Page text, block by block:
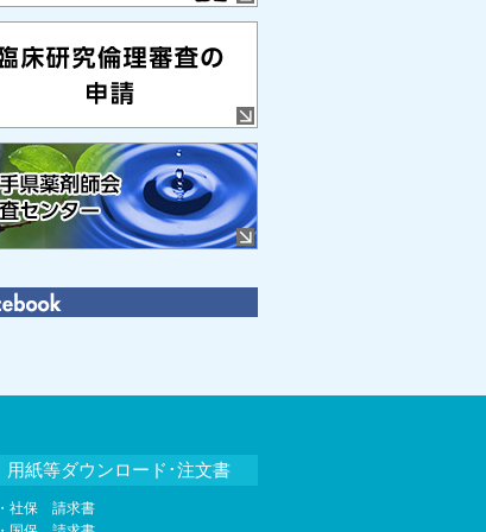
用紙等ダウンロード･注文書
・社保 請求書